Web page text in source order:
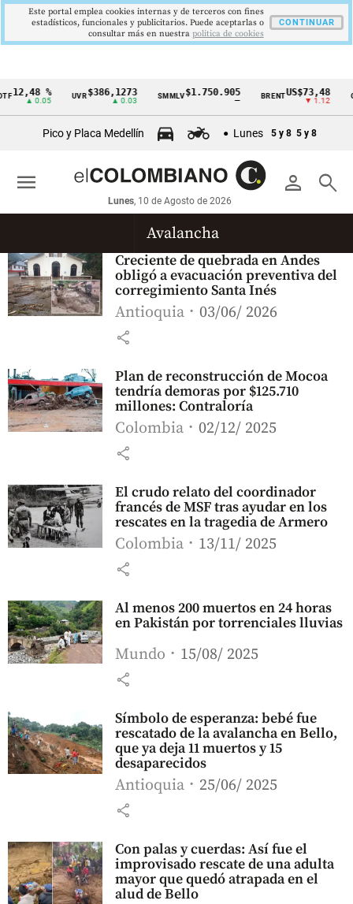
Cintillo
económicos
Colombia
12,48 %
▲ 0.05
UVR$386,1273
▲ 0.03
SMMLV $1.750.905 BRENTUS$73,48
▼ 1.12
Pico y Placa Medellín Lunes 5 y 8 5 y 8
person search
Lunes, 10 de Agosto de 2026
menu
Avalancha
Creciente de quebrada en Andes
obligó a evacuación preventiva del
corregimiento Santa Inés
Antioquia 03/06/ 2026
share
Plan de reconstrucción de Mocoa
tendría demoras por $125.710
millones: Contraloría
Colombia 02/12/ 2025
share
El crudo relato del coordinador
francés de MSF tras ayudar en los
rescates en la tragedia de Armero
Colombia 13/11/ 2025
share
Al menos 200 muertos en 24 horas
en Pakistán por torrenciales lluvias
Mundo 15/08/ 2025
share
Símbolo de esperanza: bebé fue
rescatado de la avalancha en Bello,
que ya deja 11 muertos y 15
desaparecidos
Antioquia 25/06/ 2025
share
Con palas y cuerdas: Así fue el
improvisado rescate de una adulta
mayor que quedó atrapada en el
alud de Bello
Este portal emplea cookies internas y de terceros con fines
estadísticos, funcionales y publicitarios. Puede aceptarlas o
consultar más en nuestra politica de cookies
CONTINUAR